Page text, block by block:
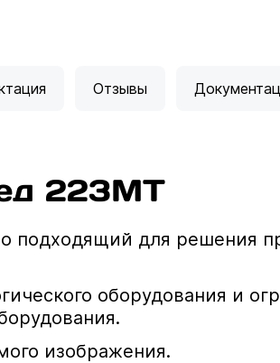
Отзывы
223МТ
подходящий для решения
оборудования и
изображения.